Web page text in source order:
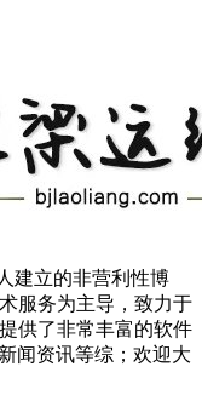
建立的非营利性博
服务为主导，致力于
供了非常丰富的软件
闻资讯等综；欢迎大